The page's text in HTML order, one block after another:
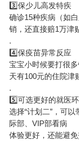
3️⃣保少儿高发特疾
确诊15种疾病（如
销，还直接赔1万津
.
4️⃣保疫苗异常反应
宝宝小时候要打很
天有100元的住院津
.
5️⃣可选更好的就医
选择“计划二”，可
际部、VIP部看病
体验更好，还能避免